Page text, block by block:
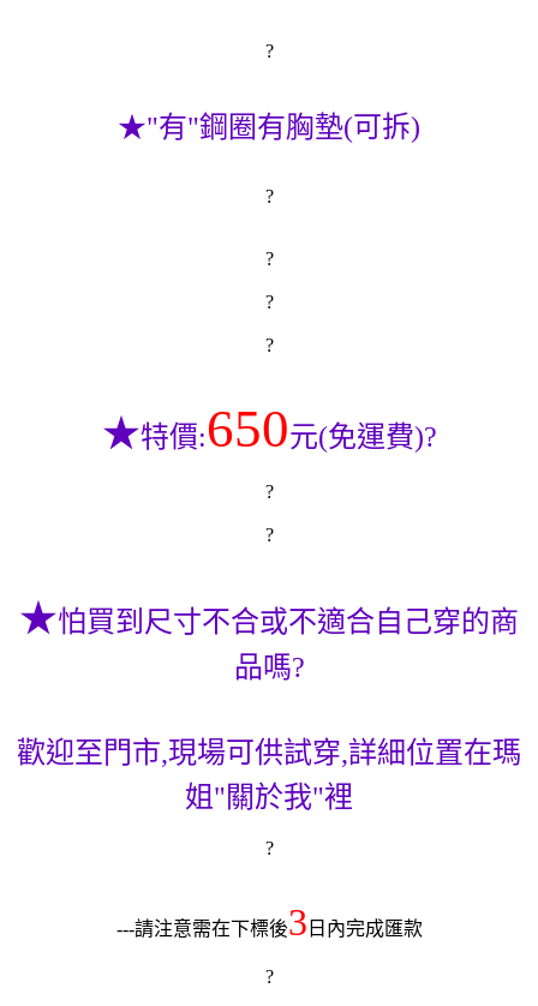
?
★"有"鋼圈有胸墊(可拆)
?
?
?
?
★特價:650元(免運費)?
?
?
★怕買到尺寸不合或不適合自己穿的商
品嗎?
歡迎至門市,現場可供試穿,詳細位置在瑪
姐"關於我"裡
?
---請注意需在下標後3 日內完成匯款
?